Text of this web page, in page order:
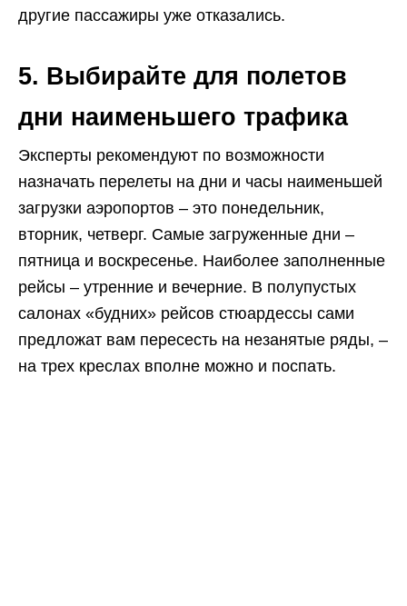
другие пассажиры уже отказались.
5. Выбирайте для полетов
дни наименьшего трафика
Эксперты рекомендуют по возможности
назначать перелеты на дни и часы наименьшей
загрузки аэропортов – это понедельник,
вторник, четверг. Самые загруженные дни –
пятница и воскресенье. Наиболее заполненные
рейсы – утренние и вечерние. В полупустых
салонах «будних» рейсов стюардессы сами
предложат вам пересесть на незанятые ряды, –
на трех креслах вполне можно и поспать.